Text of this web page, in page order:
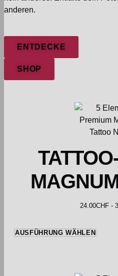
anderen.
ENTDECKE
SHOP
24.00CHF -
AUSFÜHRUNG WÄHLEN